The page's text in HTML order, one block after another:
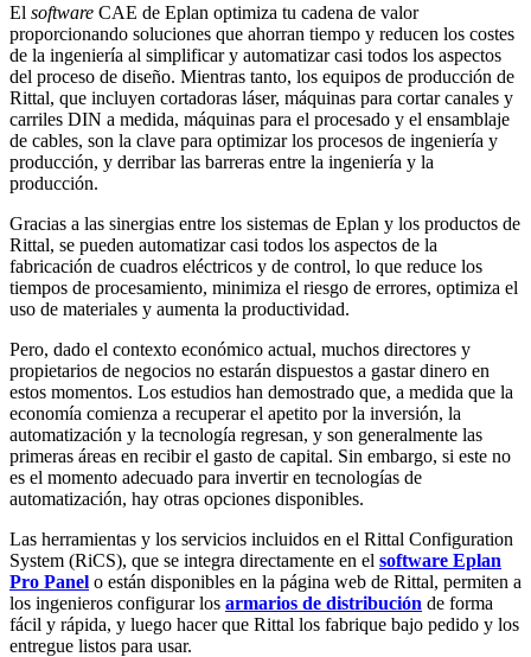
El software CAE de Eplan optimiza tu cadena de valor
proporcionando soluciones que ahorran tiempo y reducen los costes
de la ingeniería al simplificar y automatizar casi todos los aspectos
del proceso de diseño. Mientras tanto, los equipos de producción de
Rittal, que incluyen cortadoras láser, máquinas para cortar canales y
carriles DIN a medida, máquinas para el procesado y el ensamblaje
de cables, son la clave para optimizar los procesos de ingeniería y
producción, y derribar las barreras entre la ingeniería y la
producción.
Gracias a las sinergias entre los sistemas de Eplan y los productos de
Rittal, se pueden automatizar casi todos los aspectos de la
fabricación de cuadros eléctricos y de control, lo que reduce los
tiempos de procesamiento, minimiza el riesgo de errores, optimiza el
uso de materiales y aumenta la productividad.
Pero, dado el contexto económico actual, muchos directores y
propietarios de negocios no estarán dispuestos a gastar dinero en
estos momentos. Los estudios han demostrado que, a medida que la
economía comienza a recuperar el apetito por la inversión, la
automatización y la tecnología regresan, y son generalmente las
primeras áreas en recibir el gasto de capital. Sin embargo, si este no
es el momento adecuado para invertir en tecnologías de
automatización, hay otras opciones disponibles.
Las herramientas y los servicios incluidos en el Rittal Configuration
System (RiCS), que se integra directamente en el software Eplan
Pro Panel o están disponibles en la página web de Rittal, permiten a
los ingenieros configurar los armarios de distribución de forma
fácil y rápida, y luego hacer que Rittal los fabrique bajo pedido y los
entregue listos para usar.